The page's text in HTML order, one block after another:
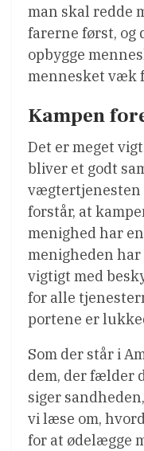
man skal redde
farerne først, og
opbygge
mennesket væk
Kampen
Det er meget
bliver et godt
vægtertjenesten
forstår, at
menighed har
menigheden
vigtigt med
for alle
portene er
Som der står i
dem, der fælder
siger
vi læse om,
for at ødelægge